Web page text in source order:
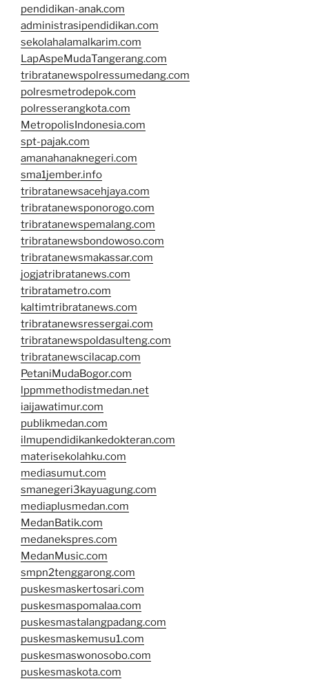
pendidikan-anak.com
administrasipendidikan.com
sekolahalamalkarim.com
LapAspeMudaTangerang.com
tribratanewspolressumedang.com
polresmetrodepok.com
polresserangkota.com
MetropolisIndonesia.com
spt-pajak.com
amanahanaknegeri.com
sma1jember.info
tribratanewsacehjaya.com
tribratanewsponorogo.com
tribratanewspemalang.com
tribratanewsbondowoso.com
tribratanewsmakassar.com
jogjatribratanews.com
tribratametro.com
kaltimtribratanews.com
tribratanewsressergai.com
tribratanewspoldasulteng.com
tribratanewscilacap.com
PetaniMudaBogor.com
lppmmethodistmedan.net
iaijawatimur.com
publikmedan.com
ilmupendidikankedokteran.com
materisekolahku.com
mediasumut.com
smanegeri3kayuagung.com
mediaplusmedan.com
MedanBatik.com
medanekspres.com
MedanMusic.com
smpn2tenggarong.com
puskesmaskertosari.com
puskesmaspomalaa.com
puskesmastalangpadang.com
puskesmaskemusu1.com
puskesmaswonosobo.com
puskesmaskota.com